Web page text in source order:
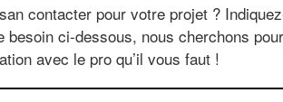
contacter pour votre projet ?
besoin ci-dessous, nous cherchons pour
avec le pro qu’il vous faut !